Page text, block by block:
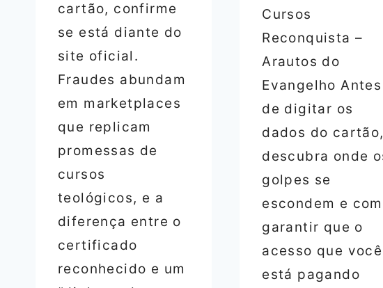
cartão, confirme
se está diante do
site oficial.
Fraudes abundam
em marketplaces
que replicam
promessas de
cursos
teológicos, e a
diferença entre o
certificado
reconhecido e um
Cursos
Reconquista –
Arautos do
Evangelho Antes
de digitar os
dados do cartão,
descubra onde
golpes se
escondem e
garantir que o
acesso que você
está pagando